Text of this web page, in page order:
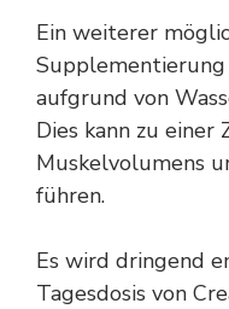
Ein weiterer
Supplementierung
aufgrund von
Dies kann zu einer
Muskelvolumens
führen.
Es wird dringend
Tagesdosis von